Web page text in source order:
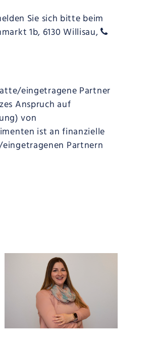
Sie sich bitte beim
1b, 6130 Willisau,
eingetragene Partner
Anspruch auf
von
ist an finanzielle
Partnern